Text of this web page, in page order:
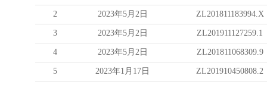
2 2023年5月2日 ZL201811183994.X
3 2023年5月2日 ZL201911127259.1
4 2023年5月2日 ZL201811068309.9
5 2023年1月17日 ZL201910450808.2